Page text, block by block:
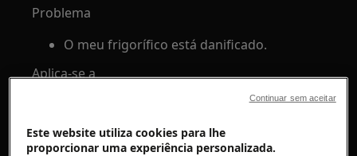
Problema
O meu frigorífico está danificado.
Aplica-se a
Resolução
Este website utiliza cookies para lhe
proporcionar uma experiência personalizada.
Continuar sem aceitar